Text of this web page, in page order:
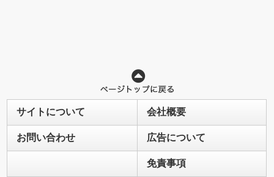
サイトについて 会社概要
お問い合わせ 広告について
免責事項